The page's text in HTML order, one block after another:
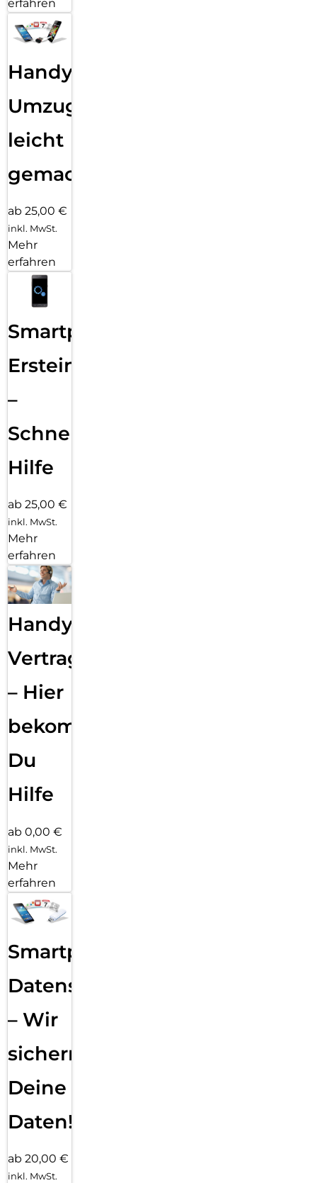
erfahren
Handy
Umzug
leicht
gemacht!
ab 25,00 €
inkl. MwSt.
Mehr
erfahren
Smartphone
Ersteinrichtung
–
Schnelle
Hilfe
ab 25,00 €
inkl. MwSt.
Mehr
erfahren
Handy
Vertragsabwicklung
– Hier
bekommst
Du
Hilfe
ab 0,00 €
inkl. MwSt.
Mehr
erfahren
Smartphone
Datensicherung
– Wir
sichern
Deine
Daten!
ab 20,00 €
inkl. MwSt.